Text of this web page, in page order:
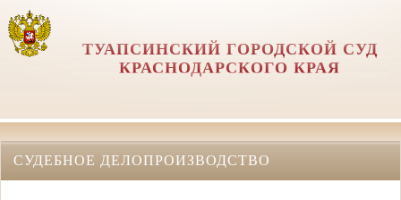
ТУАПСИНСКИЙ ГОРОДСКОЙ СУД
КРАСНОДАРСКОГО КРАЯ
СУДЕБНОЕ ДЕЛОПРОИЗВОДСТВО